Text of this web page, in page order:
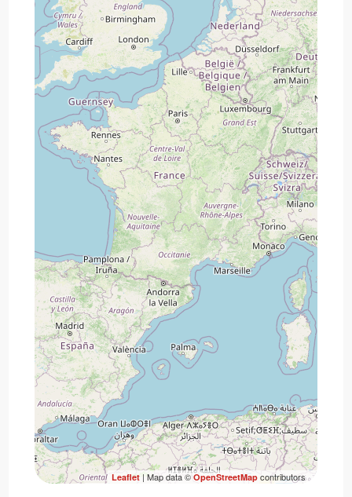
Leaflet| Map data ©OpenStreetMapcontributors